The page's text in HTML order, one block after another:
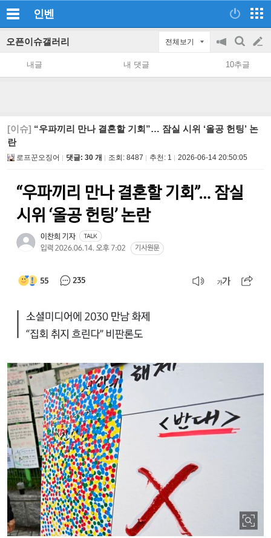
인벤
오픈이슈갤러리 전체보기
공
지
on/off
검
색
글
쓰
내글 내 댓글 10추글
[이슈] “우파끼리 만나 결혼할 기회”… 잠실 시위 ‘올공 헌팅’ 논
란
로프꾼오징어 댓글: 30 개 조회: 8487 추천: 1 2026-06-14 20:50:05